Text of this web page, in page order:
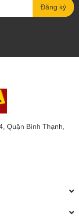
Đăng ký
Quận Bình Thạnh,